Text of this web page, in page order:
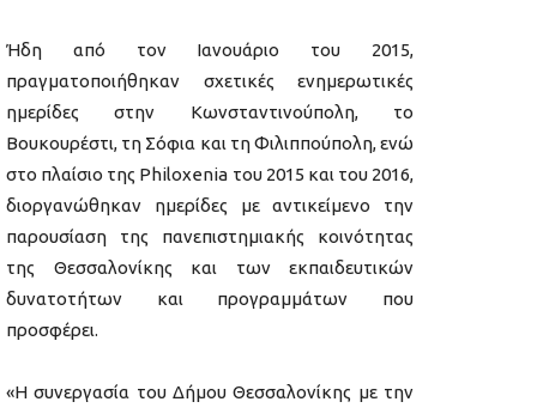
Ήδη από τον Ιανουάριο του 2015,
πραγματοποιήθηκαν σχετικές ενημερωτικές
ημερίδες στην Κωνσταντινούπολη, το
Βουκουρέστι, τη Σόφια και τη Φιλιππούπολη, ενώ
στο πλαίσιο της Philoxenia του 2015 και του 2016,
διοργανώθηκαν ημερίδες με αντικείμενο την
παρουσίαση της πανεπιστημιακής κοινότητας
της Θεσσαλονίκης και των εκπαιδευτικών
δυνατοτήτων και προγραμμάτων που
προσφέρει.
«Η συνεργασία του Δήμου Θεσσαλονίκης με την